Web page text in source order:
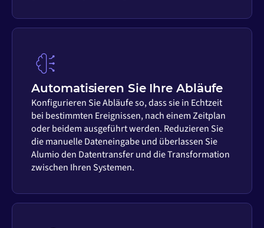
Automatisieren Sie Ihre Abläufe
Konfigurieren Sie Abläufe so, dass sie in Echtzeit
bei bestimmten Ereignissen, nach einem Zeitplan
oder beidem ausgeführt werden. Reduzieren Sie
die manuelle Dateneingabe und überlassen Sie
Alumio den Datentransfer und die Transformation
zwischen Ihren Systemen.